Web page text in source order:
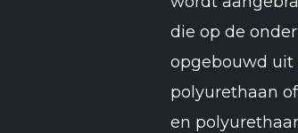
die op de
opgebouwd uit
polyurethaan
en